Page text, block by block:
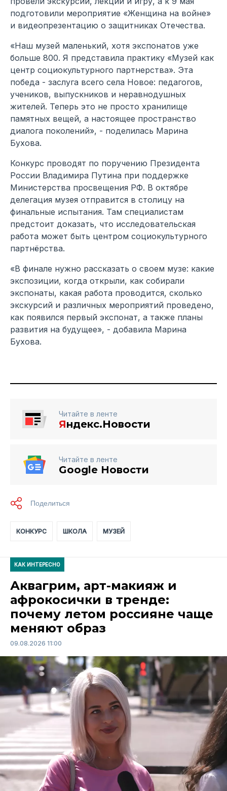
подготовили мероприятие «Женщина на войне»
и видеопрезентацию о защитниках Отечества.
«Наш музей маленький, хотя экспонатов уже
больше 800. Я представила практику «Музей как
центр социокультурного партнерства». Эта
победа - заслуга всего села Новое: педагогов,
учеников, выпускников и неравнодушных
жителей. Теперь это не просто хранилище
памятных вещей, а настоящее пространство
диалога поколений», - поделилась Марина
Бухова.
Конкурс проводят по поручению Президента
России Владимира Путина при поддержке
Министерства просвещения РФ. В октябре
делегация музея отправится в столицу на
финальные испытания. Там специалистам
предстоит доказать, что исследовательская
работа может быть центром социокультурного
партнёрства.
«В финале нужно рассказать о своем музе: какие
экспозиции, когда открыли, как собирали
экспонаты, какая работа проводится, сколько
экскурсий и различных мероприятий проведено,
как появился первый экспонат, а также планы
развития на будущее», - добавила Марина
Бухова.
Читайте в ленте
Яндекс.Новости
Читайте в ленте
Google Новости
КОНКУРС ШКОЛА МУЗЕЙ
КАК ИНТЕРЕСНО
Аквагрим, арт-макияж и
афрокосички в тренде:
почему летом россияне чаще
меняют образ
09.08.2026 11:00